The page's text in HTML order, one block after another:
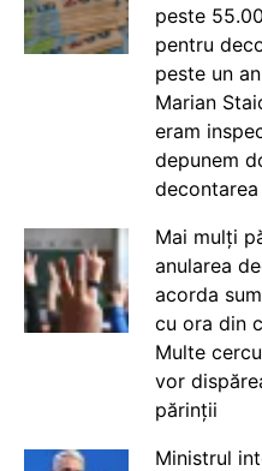
peste
pentru
peste un
Marian
eram
depunem
Mai mulți
anularea
acorda
cu ora din
Multe
vor
părinții
Ministrul